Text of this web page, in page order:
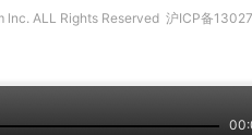
ALL Rights Reserved 沪ICP备